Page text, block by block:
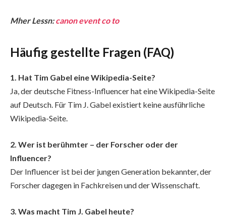
Mher Lessn:canon event co to
Häufig gestellte Fragen (FAQ)
1. Hat Tim Gabel eine Wikipedia-Seite?
Ja, der deutsche Fitness-Influencer hat eine Wikipedia-Seite
auf Deutsch. Für Tim J. Gabel existiert keine ausführliche
Wikipedia-Seite.
2. Wer ist berühmter – der Forscher oder der
Influencer?
Der Influencer ist bei der jungen Generation bekannter, der
Forscher dagegen in Fachkreisen und der Wissenschaft.
3. Was macht Tim J. Gabel heute?